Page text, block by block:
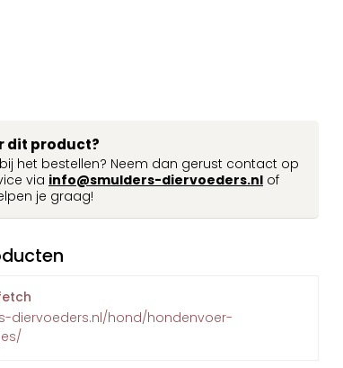
dit product?
het bestellen? Neem dan gerust contact op
via info@smulders-diervoeders.nl of
je graag!
diervoeders.nl/hond/hondenvoer-